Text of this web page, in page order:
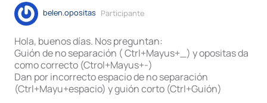
belen.opositas Participante
Hola, buenos días. Nos preguntan:
Guión de no separación ( Ctrl+Mayus+_) y opositas da
como correcto (Ctrol+Mayus+-)
Dan por incorrecto espacio de no separación
(Ctrl+Mayu+espacio) y guión corto (Ctrl+Guión)